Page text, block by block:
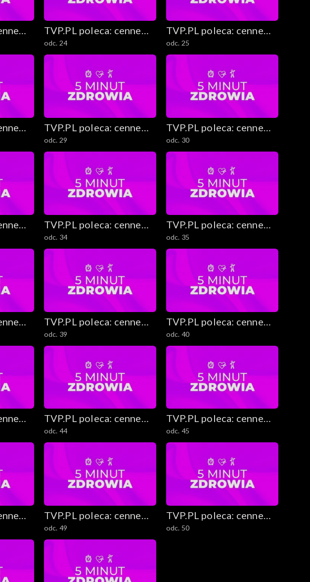
TVP.PL poleca: cenne
rady i ciekawostki
odc. 24
TVP.PL poleca: cenne
rady i ciekawostki
odc. 25
TVP.PL poleca: cenne
rady i ciekawostki
odc. 29
TVP.PL poleca: cenne
rady i ciekawostki
odc. 30
TVP.PL poleca: cenne
rady i ciekawostki
odc. 34
TVP.PL poleca: cenne
rady i ciekawostki
odc. 35
TVP.PL poleca: cenne
rady i ciekawostki
odc. 39
TVP.PL poleca: cenne
rady i ciekawostki
odc. 40
TVP.PL poleca: cenne
rady i ciekawostki
odc. 44
TVP.PL poleca: cenne
rady i ciekawostki
odc. 45
TVP.PL poleca: cenne
rady i ciekawostki
odc. 49
TVP.PL poleca: cenne
rady i ciekawostki
odc. 50